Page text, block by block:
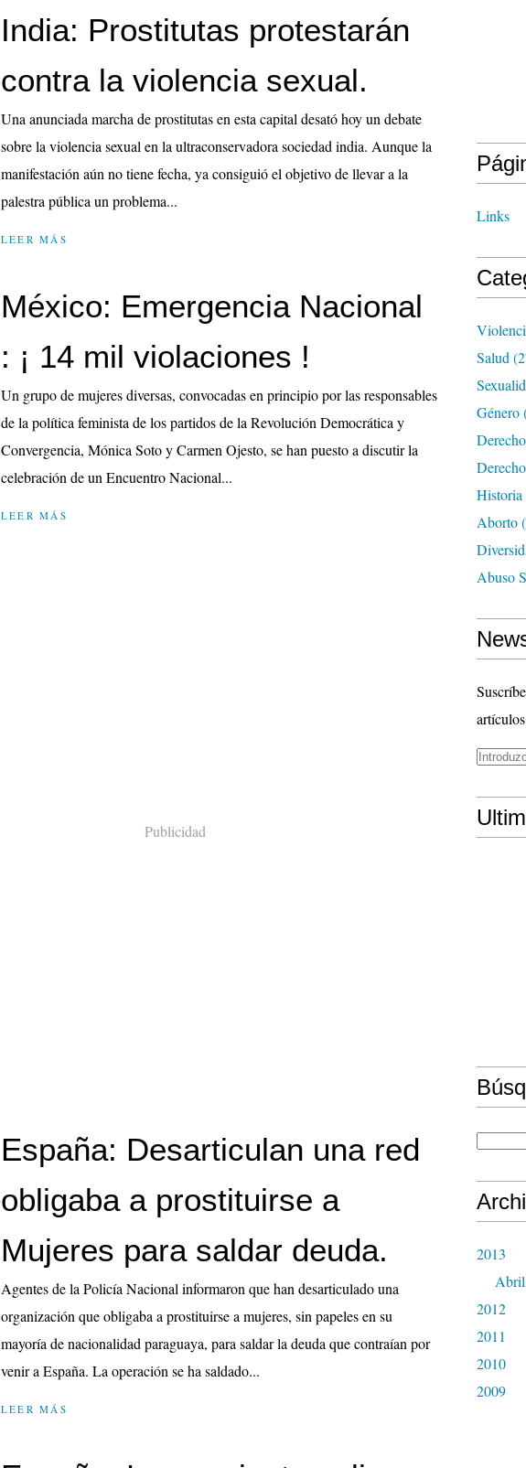
India: Prostitutas protestarán
contra la violencia sexual.
Una anunciada marcha de prostitutas en esta capital desató hoy un debate
sobre la violencia sexual en la ultraconservadora sociedad india. Aunque la
manifestación aún no tiene fecha, ya consiguió el objetivo de llevar a la
palestra pública un problema...
LEER MÁS
México: Emergencia Nacional
: ¡ 14 mil violaciones !
Un grupo de mujeres diversas, convocadas en principio por las responsables
de la política feminista de los partidos de la Revolución Democrática y
Convergencia, Mónica Soto y Carmen Ojesto, se han puesto a discutir la
celebración de un Encuentro Nacional...
LEER MÁS
Publicidad
España: Desarticulan una red
obligaba a prostituirse a
Mujeres para saldar deuda.
Agentes de la Policía Nacional informaron que han desarticulado una
organización que obligaba a prostituirse a mujeres, sin papeles en su
mayoría de nacionalidad paraguaya, para saldar la deuda que contraían por
venir a España. La operación se ha saldado...
LEER MÁS
Links
Salud
Género
Historia
Aborto
Abuso
2013
Abril
2012
2011
2010
2009